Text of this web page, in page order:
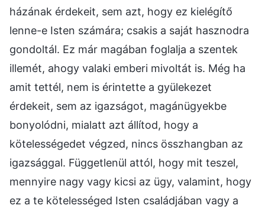
házának érdekeit, sem azt, hogy ez kielégítő
lenne-e Isten számára; csakis a saját hasznodra
gondoltál. Ez már magában foglalja a szentek
illemét, ahogy valaki emberi mivoltát is. Még ha
amit tettél, nem is érintette a gyülekezet
érdekeit, sem az igazságot, magánügyekbe
bonyolódni, mialatt azt állítod, hogy a
kötelességedet végzed, nincs összhangban az
igazsággal. Függetlenül attól, hogy mit teszel,
mennyire nagy vagy kicsi az ügy, valamint, hogy
ez a te kötelességed Isten családjában vagy a